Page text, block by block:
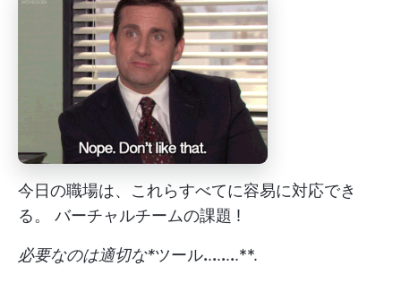
今日の職場は、これらすべてに容易に対応でき
る。 バーチャルチームの課題 !
必要なのは適切な*ツール........**.